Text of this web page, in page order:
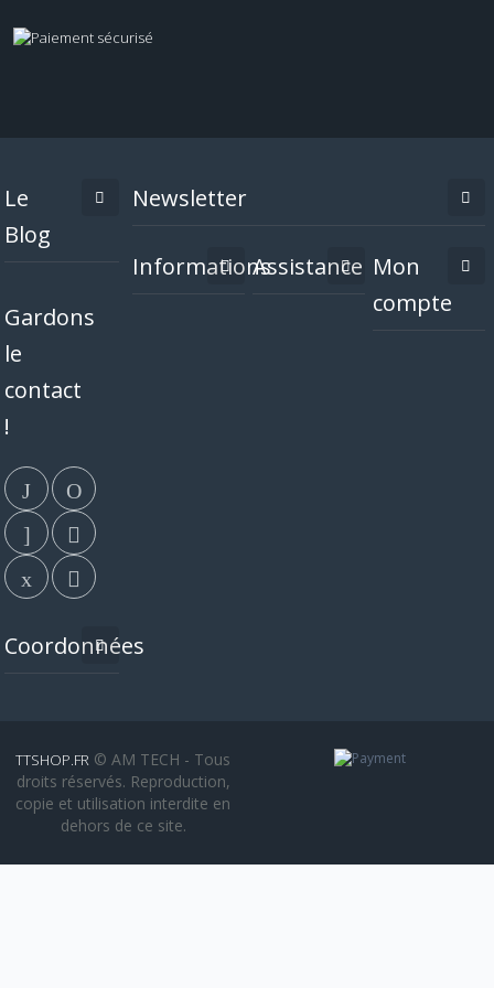
Le
Blog
Gardons
le
contact
!
Coordonnées
Newsletter
InformationsAssistance Mon
compte
TTSHOP.FR © AM TECH - Tous
droits réservés. Reproduction,
copie et utilisation interdite en
dehors de ce site.